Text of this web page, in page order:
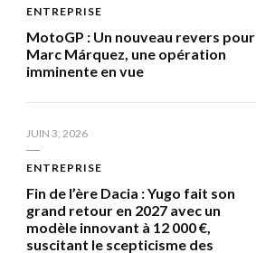
ENTREPRISE
MotoGP : Un nouveau revers pour
Marc Márquez, une opération
imminente en vue
JUIN 3, 2026
ENTREPRISE
Fin de l’ère Dacia : Yugo fait son
grand retour en 2027 avec un
modèle innovant à 12 000 €,
suscitant le scepticisme des